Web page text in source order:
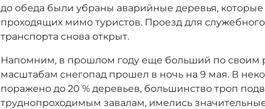
до обеда были убраны аварийные деревья, которые
проходящих мимо туристов. Проезд для
транспорта снова открыт.
Напомним, в прошлом году еще больший по своим
масштабам снегопад прошел в ночь на 9 мая. В
поражено до 20 % деревьев, большинство троп
труднопроходимым завалам, имелись